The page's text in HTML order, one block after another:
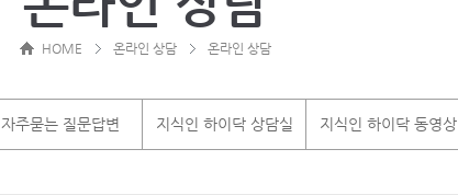
HOME 온라인 상담 온라인 상담
자주묻는 질문답변 지식인 하이닥 상담실 지식인 하이닥 동영상